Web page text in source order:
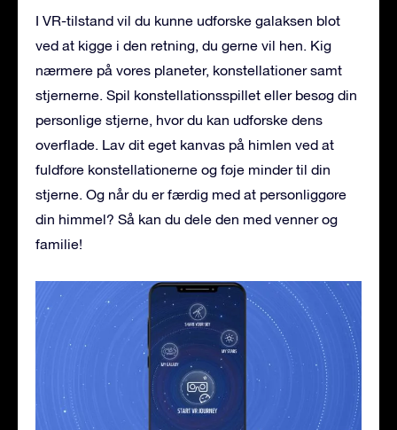
I VR-tilstand vil du kunne udforske galaksen blot
ved at kigge i den retning, du gerne vil hen. Kig
nærmere på vores planeter, konstellationer samt
stjernerne. Spil konstellationsspillet eller besøg din
personlige stjerne, hvor du kan udforske dens
overflade. Lav dit eget kanvas på himlen ved at
fuldføre konstellationerne og føje minder til din
stjerne. Og når du er færdig med at personliggøre
din himmel? Så kan du dele den med venner og
familie!